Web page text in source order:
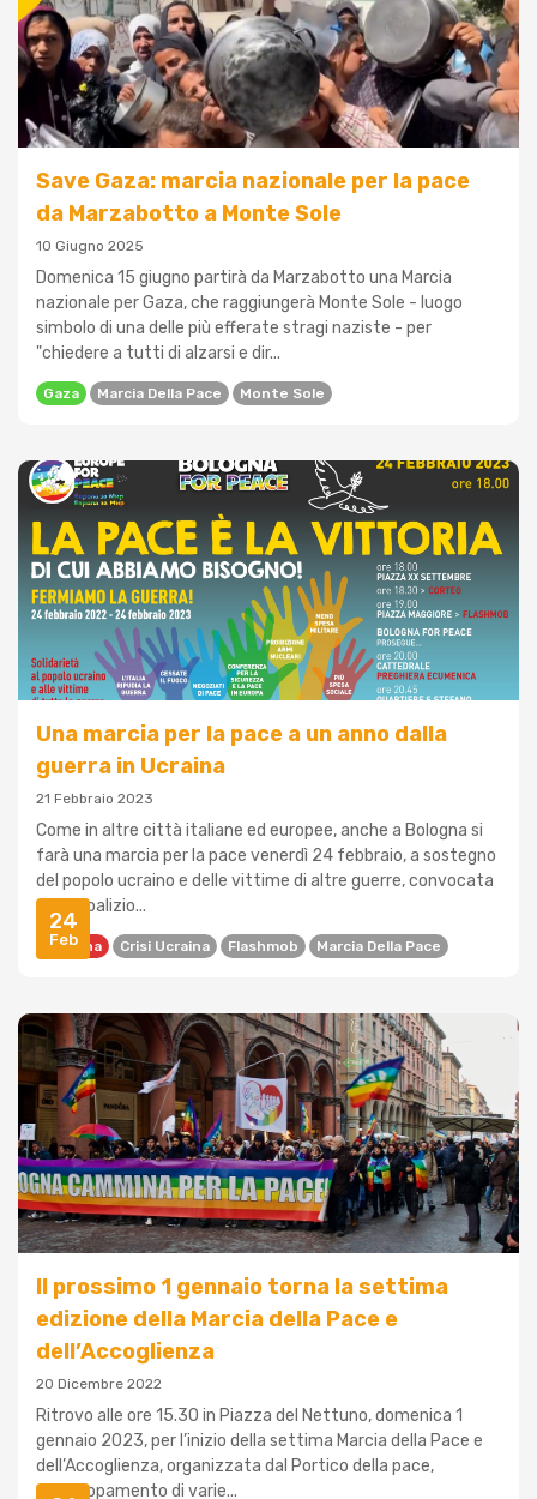
Save Gaza: marcia nazionale per la pace
da Marzabotto a Monte Sole
10 Giugno 2025
Domenica 15 giugno partirà da Marzabotto una Marcia
nazionale per Gaza, che raggiungerà Monte Sole - luogo
simbolo di una delle più efferate stragi naziste - per
"chiedere a tutti di alzarsi e dir...
Gaza Marcia Della Pace Monte Sole
24
Feb
Una marcia per la pace a un anno dalla
guerra in Ucraina
21 Febbraio 2023
Come in altre città italiane ed europee, anche a Bologna si
farà una marcia per la pace venerdì 24 febbraio, a sostegno
del popolo ucraino e delle vittime di altre guerre, convocata
dalla Coalizio...
Bologna Crisi Ucraina Flashmob Marcia Della Pace
Il prossimo 1 gennaio torna la settima
edizione della Marcia della Pace e
dell’Accoglienza
20 Dicembre 2022
Ritrovo alle ore 15.30 in Piazza del Nettuno, domenica 1
gennaio 2023, per l’inizio della settima Marcia della Pace e
dell’Accoglienza, organizzata dal Portico della pace,
raggruppamento di varie...